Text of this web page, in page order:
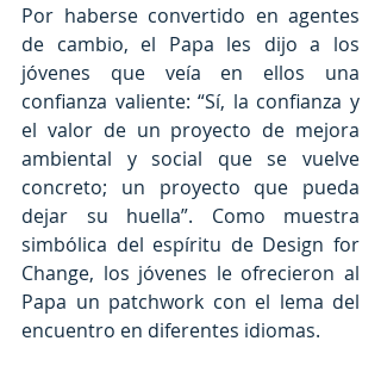
Por haberse convertido en agentes
de cambio, el Papa les dijo a los
jóvenes que veía en ellos una
confianza valiente: “Sí, la confianza y
el valor de un proyecto de mejora
ambiental y social que se vuelve
concreto; un proyecto que pueda
dejar su huella”. Como muestra
simbólica del espíritu de Design for
Change, los jóvenes le ofrecieron al
Papa un patchwork con el lema del
encuentro en diferentes idiomas.